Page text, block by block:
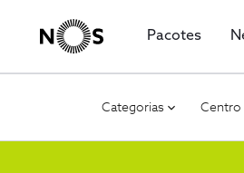
Pacotes
Categorias Centro